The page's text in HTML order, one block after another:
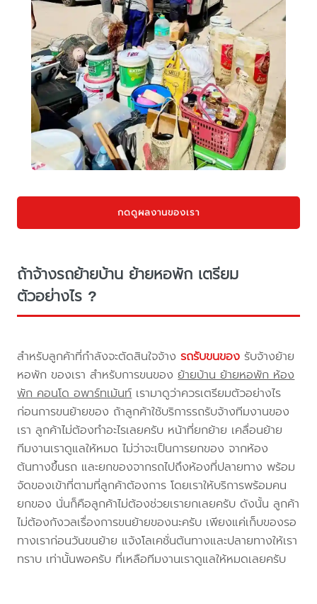
กดดูผลงานของเรา
ถ้าจ้างรถย้ายบ้าน ย้ายหอพัก เตรียม
ตัวอย่างไร ?
สำหรับลูกค้าที่กำลังจะตัดสินใจจ้างรถรับขนของ รับจ้างย้าย
หอพัก ของเรา สำหรับการขนของย้ายบ้าน ย้ายหอพัก ห้อง
พัก คอนโด อพาร์ทเม้นท์ เรามาดูว่าควรเตรียมตัวอย่างไร
ก่อนการขนย้ายของ ถ้าลูกค้าใช้บริการรถรับจ้างทีมงานของ
เรา ลูกค้าไม่ต้องทำอะไรเลยครับ หน้าที่ยกย้าย เคลื่อนย้าย
ทีมงานเราดูแลให้หมด ไม่ว่าจะเป็นการยกของ จากห้อง
ต้นทางขึ้นรถ และยกของจากรถไปถึงห้องที่ปลายทาง พร้อม
จัดของเข้าที่ตามที่ลูกค้าต้องการ โดยเราให้บริการพร้อมคน
ยกของ นั่นก็คือลูกค้าไม่ต้องช่วยเรายกเลยครับ ดังนั้น ลูกค้า
ไม่ต้องกังวลเรื่องการขนย้ายของนะครับ เพียงแค่เก็บของรอ
ทางเราก่อนวันขนย้าย แจ้งโลเคชั่นต้นทางและปลายทางให้เรา
ทราบ เท่านั้นพอครับ ที่เหลือทีมงานเราดูแลให้หมดเลยครับ